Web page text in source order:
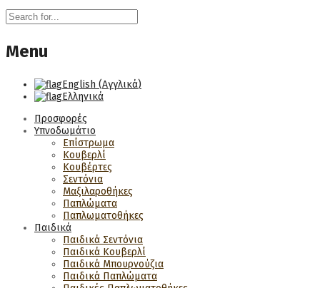
Menu
English (Αγγλικά)
Ελληνικά
Προσφορές
Υπνοδωμάτιο
Επίστρωμα
Κουβερλί
Κουβέρτες
Σεντόνια
Μαξιλαροθήκες
Παπλώματα
Παπλωματοθήκες
Παιδικά
Παιδικά Σεντόνια
Παιδικά Κουβερλί
Παιδικά Μπουρνούζια
Παιδικά Παπλώματα